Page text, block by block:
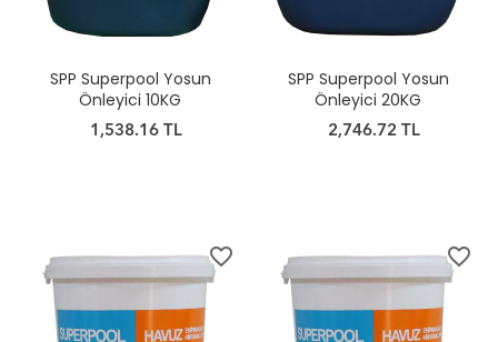
SPP Superpool Yosun
Önleyici 10KG
1,538.16 TL
SPP Superpool Yosun
Önleyici 20KG
2,746.72 TL
favorite_border favorite_border